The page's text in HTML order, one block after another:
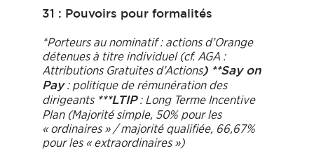
31 : Pouvoirs pour formalités
*Porteurs au nominatif : actions d’Orange
détenues à titre individuel (cf. AGA :
Attributions Gratuites d’Actions) **Say on
Pay: politique de rémunération des
dirigeants ***LTIP: Long Terme Incentive
Plan (Majorité simple, 50% pour les
« ordinaires » / majorité qualifiée, 66,67%
pour les « extraordinaires »)